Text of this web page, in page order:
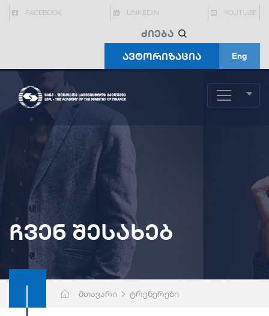
FACEBOOK LINKEDIN YOUTUBE
ავტორიზაცია Eng
ჩვენ შესახებ
მთავარი ტრენერები